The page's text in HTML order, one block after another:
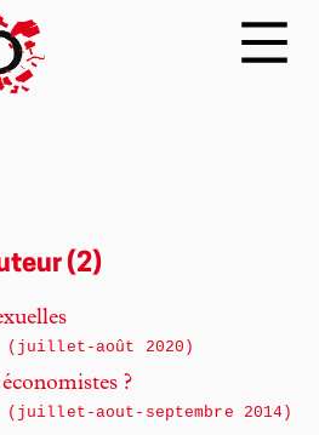
(2)
(juillet-août 2020)
?
(juillet-aout-septembre 2014)